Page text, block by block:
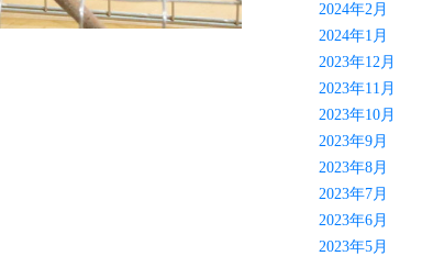
2024年2月
2024年1月
2023年12月
2023年11月
2023年10月
2023年9月
2023年8月
2023年7月
2023年6月
2023年5月